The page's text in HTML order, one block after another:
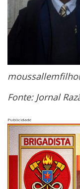
Fonte: Jornal
Publicidade